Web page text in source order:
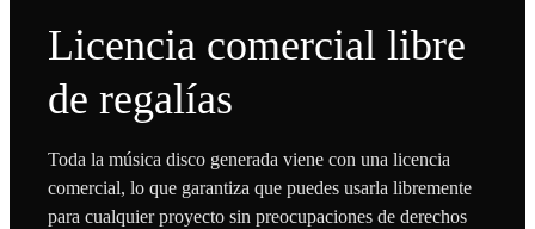
Licencia comercial libre
de regalías
Toda la música disco generada viene con una licencia
comercial, lo que garantiza que puedes usarla libremente
para cualquier proyecto sin preocupaciones de derechos